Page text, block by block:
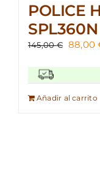
POLICE
145,00€ El
era:
145,00
88,00
Añadir al carrito